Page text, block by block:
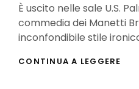
È uscito nelle sale U.S.
commedia dei Manetti
inconfondibile stile
CONTINUA A LEGGERE